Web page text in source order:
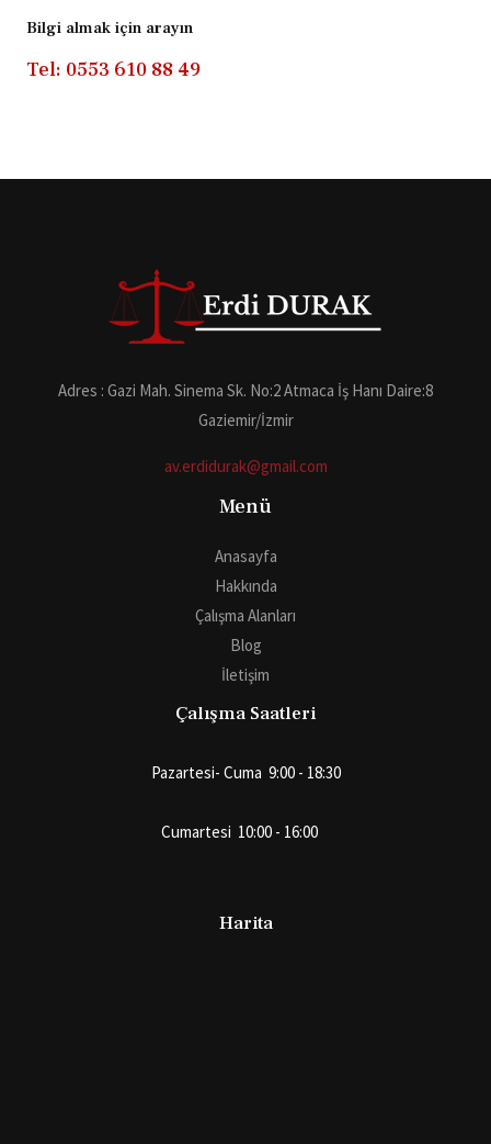
Bilgi almak için arayın
Tel: 0553 610 88 49
Adres : Gazi Mah. Sinema Sk. No:2 Atmaca İş Hanı Daire:8
Gaziemir/İzmir
av.erdidurak@gmail.com
Menü
Anasayfa
Hakkında
Çalışma Alanları
Blog
İletişim
Çalışma Saatleri
Pazartesi- Cuma 9:00 - 18:30
Cumartesi 10:00 - 16:00
Harita